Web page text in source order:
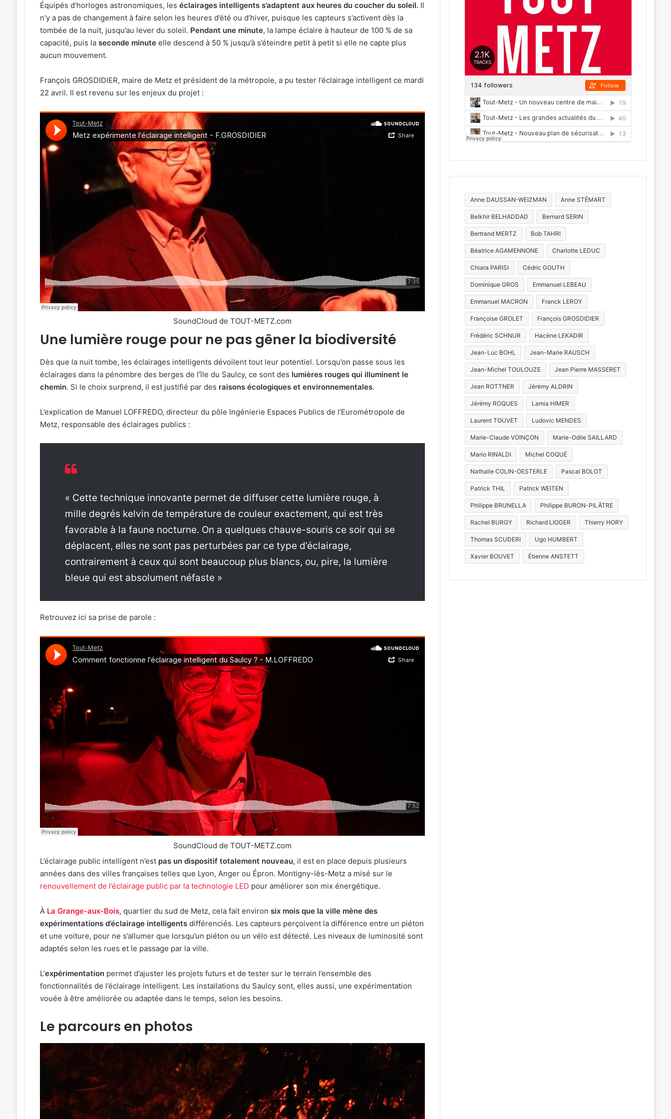
Équipés d’horloges astronomiques, les éclairages intelligents s’adaptent aux heures du coucher du soleil.Il
n’y a pas de changement à faire selon les heures d’été ou d’hiver, puisque les capteurs s’activent dès la
tombée de la nuit, jusqu’au lever du soleil. Pendant une minute, la lampe éclaire à hauteur de 100 % de sa
capacité, puis la seconde minuteelle descend à 50 % jusqu’à s’éteindre petit à petit si elle ne capte plus
aucun mouvement.
François GROSDIDIER, maire de Metz et président de la métropole, a pu tester l’éclairage intelligent ce mardi
22 avril. Il est revenu sur les enjeux du projet :
SoundCloud de TOUT-METZ.com
Une lumière rouge pour ne pas gêner la biodiversité
Dès que la nuit tombe, les éclairages intelligents dévoilent tout leur potentiel. Lorsqu’on passe sous les
éclairages dans la pénombre des berges de l’île du Saulcy, ce sont des lumières rouges qui illuminent le
chemin. Si le choix surprend, il est justifié par des raisons écologiques et environnementales.
L’explication de Manuel LOFFREDO, directeur du pôle Ingénierie Espaces Publics de l’Eurométropole de
Metz, responsable des éclairages publics :
« Cette technique innovante permet de diffuser cette lumière rouge, à
mille degrés kelvin de température de couleur exactement, qui est très
favorable à la faune nocturne. On a quelques chauve-souris ce soir qui se
déplacent, elles ne sont pas perturbées par ce type d’éclairage,
contrairement à ceux qui sont beaucoup plus blancs, ou, pire, la lumière
bleue qui est absolument néfaste »
Retrouvez ici sa prise de parole :
SoundCloud de TOUT-METZ.com
L’éclairage public intelligent n’estpas un dispositif totalement nouveau, il est en place depuis plusieurs
années dans des villes françaises telles que Lyon, Anger ou Épron. Montigny-lès-Metz a misé sur le
renouvellement de l’éclairage public par la technologie LED pour améliorer son mix énergétique.
À La Grange-aux-Bois, quartier du sud de Metz, cela fait environ six mois que la ville mène des
expérimentations d’éclairage intelligentsdifférenciés. Les capteurs perçoivent la différence entre un piéton
et une voiture, pour ne s’allumer que lorsqu’un piéton ou un vélo est détecté. Les niveaux de luminosité sont
adaptés selon les rues et le passage par la ville.
L’expérimentationpermet d’ajuster les projets futurs et de tester sur le terrain l’ensemble des
fonctionnalités de l’éclairage intelligent. Les installations du Saulcy sont, elles aussi, une expérimentation
vouée à être améliorée ou adaptée dans le temps, selon les besoins.
Le parcours en photos
Anne DAUSSAN-WEIZMAN Anne STÉMART
Belkhir BELHADDAD Bernard SERIN
Bertrand MERTZ Bob TAHRI
Béatrice AGAMENNONE Charlotte LEDUC
Chiara PARISI Cédric GOUTH
Dominique GROS Emmanuel LEBEAU
Emmanuel MACRON Franck LEROY
Françoise GROLET François GROSDIDIER
Frédéric SCHNUR Hacène LEKADIR
Jean-Luc BOHL Jean-Marie RAUSCH
Jean-Michel TOULOUZE Jean Pierre MASSERET
Jean ROTTNER Jérémy ALDRIN
Jérémy ROQUES Lamia HIMER
Laurent TOUVET Ludovic MENDES
Marie-Claude VOINÇON Marie-Odile SAILLARD
Mario RINALDI Michel COQUÉ
Nathalie COLIN-OESTERLE Pascal BOLOT
Patrick THIL Patrick WEITEN
Philippe BRUNELLA Philippe BURON-PILÂTRE
Rachel BURGY Richard LIOGER Thierry HORY
Thomas SCUDERI Ugo HUMBERT
Xavier BOUVET Étienne ANSTETT